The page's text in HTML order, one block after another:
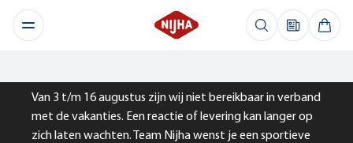
Van 3 t/m 16 augustus zijn wij niet bereikbaar in verband
met de vakanties. Een reactie of levering kan langer op
zich laten wachten. Team Nijha wenst je een sportieve